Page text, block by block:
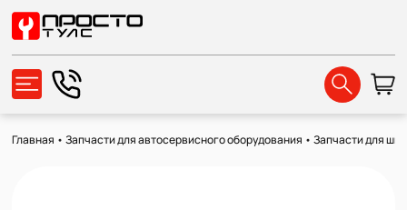
Главная •Запчасти для автосервисного оборудования •Запчасти для